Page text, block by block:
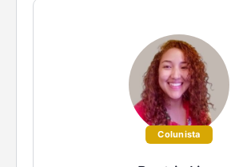
Colunista